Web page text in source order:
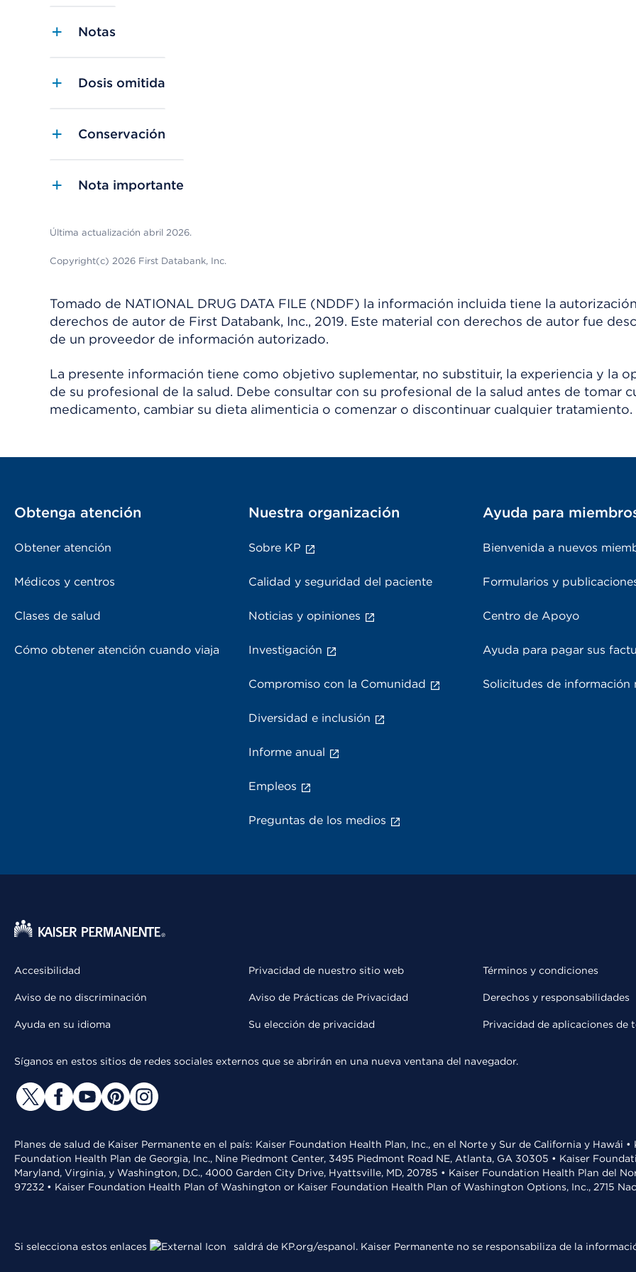
Notas
Dosis omitida
Conservación
Nota importante
Última actualización abril 2026.
Copyright(c) 2026 First Databank, Inc.
Tomado de NATIONAL DRUG DATA FILE (NDDF) la información incluida tiene la
derechos de autor de First Databank, Inc., 2019. Este material con derechos de autor fue
de un proveedor de información autorizado.
La presente información tiene como objetivo suplementar, no substituir, la experiencia y la
de su profesional de la salud. Debe consultar con su profesional de la salud antes de tomar
medicamento, cambiar su dieta alimenticia o comenzar o discontinuar cualquier tratamiento.
Obtenga atención
Obtener atención
Médicos y centros
Clases de salud
Cómo obtener atención cuando viaja
Nuestra organización
Sobre KP
Calidad y seguridad del paciente
Noticias y opiniones
Investigación
Compromiso con la Comunidad
Diversidad e inclusión
Informe anual
Empleos
Preguntas de los medios
Ayuda para
Bienvenida a nuevos
Formularios y
Centro de Apoyo
Ayuda para pagar sus
Solicitudes de información
Accesibilidad
Aviso de no discriminación
Ayuda en su idioma
Privacidad de nuestro sitio web
Aviso de Prácticas de Privacidad
Su elección de privacidad
Términos y condiciones
Derechos y responsabilidades
Privacidad de aplicaciones de
Síganos en estos sitios de redes sociales externos que se abrirán en una nueva ventana del navegador.
Planes de salud de Kaiser Permanente en el país: Kaiser Foundation Health Plan, Inc., en el Norte y Sur de California y Hawái
Foundation Health Plan de Georgia, Inc., Nine Piedmont Center, 3495 Piedmont Road NE, Atlanta, GA 30305 • Kaiser
Maryland, Virginia, y Washington, D.C., 4000 Garden City Drive, Hyattsville, MD, 20785 • Kaiser Foundation Health Plan del
97232 • Kaiser Foundation Health Plan of Washington or Kaiser Foundation Health Plan of Washington Options, Inc., 2715
Si selecciona estos enlaces saldrá de KP.org/espanol. Kaiser Permanente no se responsabiliza de la